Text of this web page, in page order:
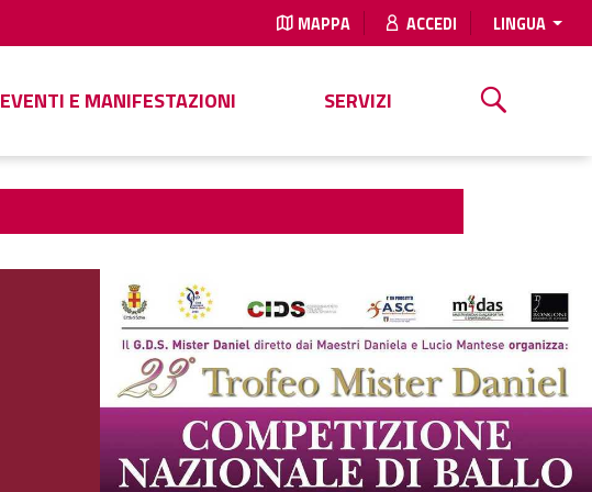
MAPPA ACCEDI LINGUA
EVENTI E MANIFESTAZIONI SERVIZI